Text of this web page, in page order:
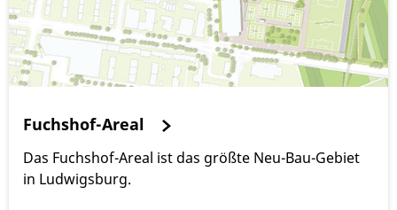
Fuchshof-Areal
Das Fuchshof-Areal ist das größte Neu-Bau-Gebiet
in Ludwigsburg.